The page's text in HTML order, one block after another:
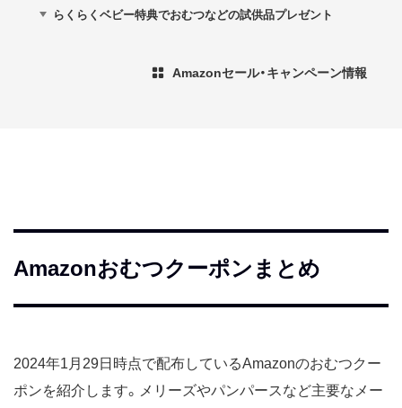
らくらくベビー特典でおむつなどの試供品プレゼント
Amazonセール・キャンペーン情報
Amazonおむつクーポンまとめ
2024年1月29日時点で配布しているAmazonのおむつクー
ポンを紹介します。メリーズやパンパースなど主要なメー